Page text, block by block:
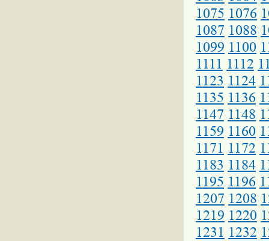
1075 1076
1087 1088
1099 1100
1111 1112
1123 1124
1135 1136
1147 1148
1159 1160
1171 1172
1183 1184
1195 1196
1207 1208
1219 1220
1231 1232